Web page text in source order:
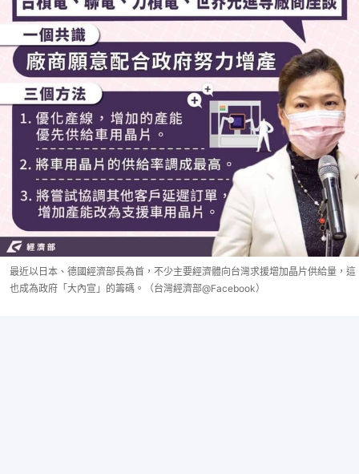
最近以日本、德國經濟部長為首，不少主要經濟體向台灣求援增加晶片供給量，這
也成為政府「大內宣」的籌碼。（台灣經濟部@Facebook）